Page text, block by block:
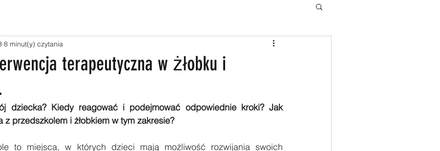
terapeutyczna w żłobku i
8 minut(y) czytania
dziecka? Kiedy reagować i podejmować odpowiednie kroki? Jak
z przedszkolem i żłobkiem w tym zakresie?
to miejsca, w których dzieci mają możliwość rozwijania swoich